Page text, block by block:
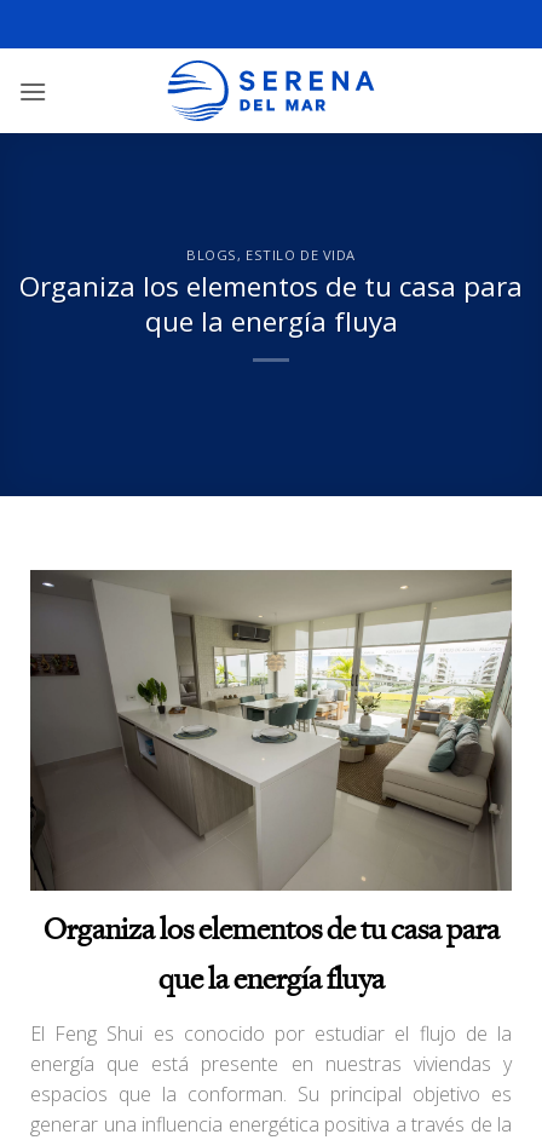
BLOGS, ESTILO DE VIDA
Organiza los elementos de tu casa para
que la energía fluya
Organiza los elementos de tu casa para
que la energía fluya
El Feng Shui es conocido por estudiar el flujo de la
energía que está presente en nuestras viviendas y
espacios que la conforman. Su principal objetivo es
generar una influencia energética positiva a través de la